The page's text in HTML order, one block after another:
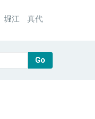
堀江 真代
Go